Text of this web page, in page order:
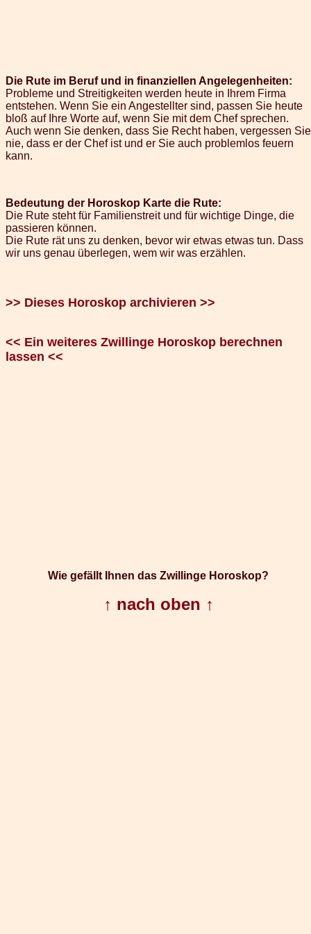
Die Rute im Beruf und in finanziellen Angelegenheiten:
Probleme und Streitigkeiten werden heute in Ihrem Firma
entstehen. Wenn Sie ein Angestellter sind, passen Sie heute
bloß auf Ihre Worte auf, wenn Sie mit dem Chef sprechen.
Auch wenn Sie denken, dass Sie Recht haben, vergessen Sie
nie, dass er der Chef ist und er Sie auch problemlos feuern
kann.
Bedeutung der Horoskop Karte die Rute:
Die Rute steht für Familienstreit und für wichtige Dinge, die
passieren können.
Die Rute rät uns zu denken, bevor wir etwas etwas tun. Dass
wir uns genau überlegen, wem wir was erzählen.
>> Dieses Horoskop archivieren >>
<< Ein weiteres Zwillinge Horoskop berechnen
lassen <<
Wie gefällt Ihnen das Zwillinge Horoskop?
↑ nach oben ↑